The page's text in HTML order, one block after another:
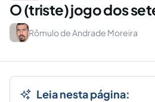
O (triste) jogo dos
Rômulo de Andrade Moreira
Leia nesta página: